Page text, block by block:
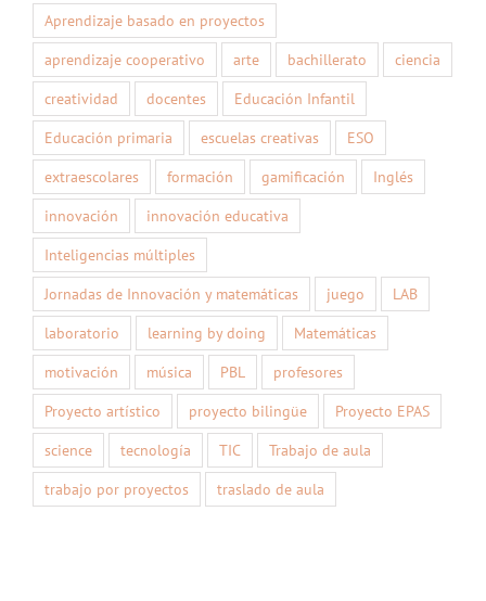
Aprendizaje basado en proyectos
aprendizaje cooperativo
arte bachillerato
ciencia
creatividad
docentes
Educación Infantil
Educación primaria
escuelas creativas
ESO
extraescolares
formación gamificación
Inglés
innovación
innovación educativa
Inteligencias múltiples
Jornadas de Innovación y matemáticas
juego
LAB
laboratorio
learning by doing
Matemáticas
motivación
música PBL
profesores
Proyecto artístico
proyecto bilingüe
Proyecto EPAS
science
tecnología TIC
Trabajo de aula
trabajo por proyectos
traslado de aula